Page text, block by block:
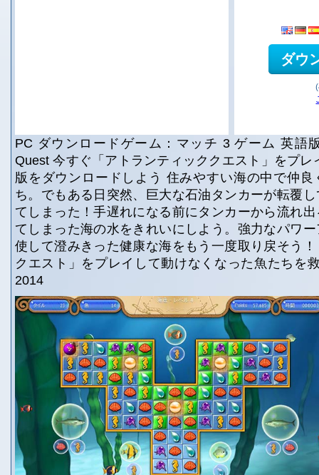
ダウ
PC ダウンロードゲーム：マッチ 3 ゲーム 英語
Quest 今すぐ「アトランティッククエスト」をプレ
版をダウンロードしよう 住みやすい海の中で仲良
ち。でもある日突然、巨大な石油タンカーが転覆
てしまった！手遅れになる前にタンカーから流れ
てしまった海の水をきれいにしよう。強力なパワ
使して澄みきった健康な海をもう一度取り戻そう
クエスト」をプレイして動けなくなった魚たちを
2014